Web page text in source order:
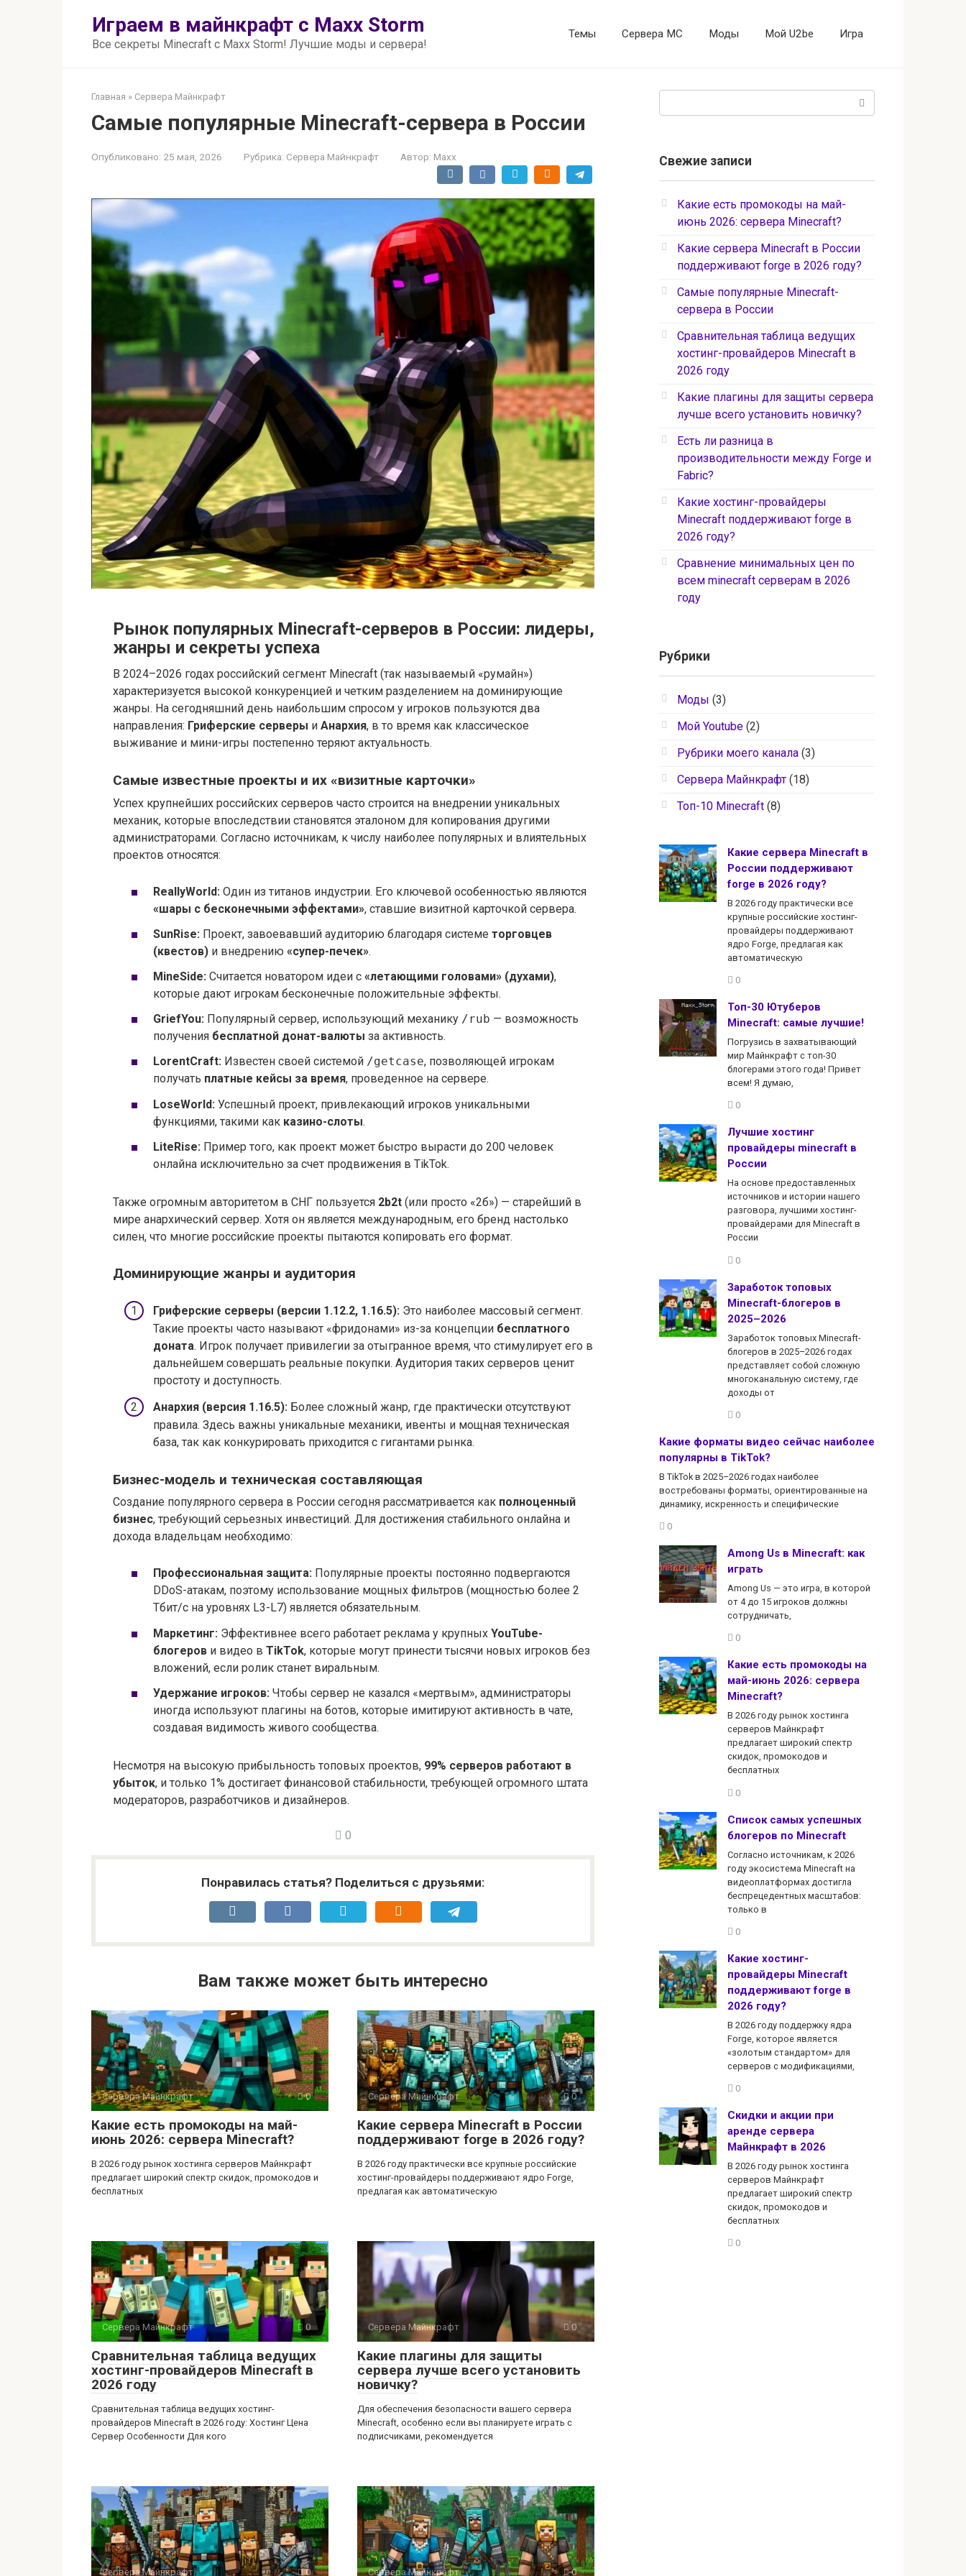
Играем в майнкрафт с Maxx Storm
Все секреты Minecraft с Maxx Storm! Лучшие моды и сервера!
Темы Сервера MC Моды Мой U2be Игра
Главная » Сервера Майнкрафт
Самые популярные Minecraft-сервера в России
Опубликовано: 25 мая, 2026 Рубрика: Сервера Майнкрафт Автор: Maxx
Рынок популярных Minecraft-серверов в России: лидеры,
жанры и секреты успеха
В 2024–2026 годах российский сегмент Minecraft (так называемый «румайн»)
характеризуется высокой конкуренцией и четким разделением на доминирующие
жанры. На сегодняшний день наибольшим спросом у игроков пользуются два
направления: Гриферские серверы и Анархия, в то время как классическое
выживание и мини-игры постепенно теряют актуальность.
Самые известные проекты и их «визитные карточки»
Успех крупнейших российских серверов часто строится на внедрении уникальных
механик, которые впоследствии становятся эталоном для копирования другими
администраторами. Согласно источникам, к числу наиболее популярных и влиятельных
проектов относятся:
ReallyWorld: Один из титанов индустрии. Его ключевой особенностью являются
«шары с бесконечными эффектами», ставшие визитной карточкой сервера.
SunRise: Проект, завоевавший аудиторию благодаря системе торговцев
(квестов) и внедрению «супер-печек».
MineSide: Считается новатором идеи с «летающими головами» (духами),
которые дают игрокам бесконечные положительные эффекты.
GriefYou: Популярный сервер, использующий механику /rub — возможность
получения бесплатной донат-валюты за активность.
LorentCraft: Известен своей системой /getcase, позволяющей игрокам
получать платные кейсы за время, проведенное на сервере.
LoseWorld: Успешный проект, привлекающий игроков уникальными
функциями, такими как казино-слоты.
LiteRise: Пример того, как проект может быстро вырасти до 200 человек
онлайна исключительно за счет продвижения в TikTok.
Также огромным авторитетом в СНГ пользуется 2b2t (или просто «2б») — старейший в
мире анархический сервер. Хотя он является международным, его бренд настолько
силен, что многие российские проекты пытаются копировать его формат.
Доминирующие жанры и аудитория
Гриферские серверы (версии 1.12.2, 1.16.5): Это наиболее массовый сегмент.
Такие проекты часто называют «фридонами» из-за концепции бесплатного
доната. Игрок получает привилегии за отыгранное время, что стимулирует его в
дальнейшем совершать реальные покупки. Аудитория таких серверов ценит
простоту и доступность.
Анархия (версия 1.16.5): Более сложный жанр, где практически отсутствуют
правила. Здесь важны уникальные механики, ивенты и мощная техническая
база, так как конкурировать приходится с гигантами рынка.
Бизнес-модель и техническая составляющая
Создание популярного сервера в России сегодня рассматривается как полноценный
бизнес, требующий серьезных инвестиций. Для достижения стабильного онлайна и
дохода владельцам необходимо:
Профессиональная защита: Популярные проекты постоянно подвергаются
DDoS-атакам, поэтому использование мощных фильтров (мощностью более 2
Тбит/с на уровнях L3-L7) является обязательным.
Маркетинг: Эффективнее всего работает реклама у крупных YouTube-
блогеров и видео в TikTok, которые могут принести тысячи новых игроков без
вложений, если ролик станет виральным.
Удержание игроков: Чтобы сервер не казался «мертвым», администраторы
иногда используют плагины на ботов, которые имитируют активность в чате,
создавая видимость живого сообщества.
Несмотря на высокую прибыльность топовых проектов, 99% серверов работают в
убыток, и только 1% достигает финансовой стабильности, требующей огромного штата
модераторов, разработчиков и дизайнеров.
0
Понравилась статья? Поделиться с друзьями:
Вам также может быть интересно
Сервера Майнкрафт 0
Какие есть промокоды на май-
июнь 2026: сервера Minecraft?
В 2026 году рынок хостинга серверов Майнкрафт
предлагает широкий спектр скидок, промокодов и
бесплатных
Сервера Майнкрафт 0
Какие сервера Minecraft в России
поддерживают forge в 2026 году?
В 2026 году практически все крупные российские
хостинг-провайдеры поддерживают ядро Forge,
предлагая как автоматическую
Сервера Майнкрафт 0
Сравнительная таблица ведущих
хостинг-провайдеров Minecraft в
2026 году
Сравнительная таблица ведущих хостинг-
провайдеров Minecraft в 2026 году: Хостинг Цена
Сервер Особенности Для кого
Сервера Майнкрафт 0
Какие плагины для защиты
сервера лучше всего установить
новичку?
Для обеспечения безопасности вашего сервера
Minecraft, особенно если вы планируете играть с
подписчиками, рекомендуется
Сервера Майнкрафт 0 Сервера Майнкрафт 0
Свежие записи
Какие есть промокоды на май-
июнь 2026: сервера Minecraft?
Какие сервера Minecraft в России
поддерживают forge в 2026 году?
Самые популярные Minecraft-
сервера в России
Сравнительная таблица ведущих
хостинг-провайдеров Minecraft в
2026 году
Какие плагины для защиты сервера
лучше всего установить новичку?
Есть ли разница в
производительности между Forge и
Fabric?
Какие хостинг-провайдеры
Minecraft поддерживают forge в
2026 году?
Сравнение минимальных цен по
всем minecraft серверам в 2026
году
Рубрики
Моды (3)
Мой Youtube (2)
Рубрики моего канала (3)
Сервера Майнкрафт (18)
Топ-10 Minecraft (8)
Какие сервера Minecraft в
России поддерживают
forge в 2026 году?
В 2026 году практически все
крупные российские хостинг-
провайдеры поддерживают
ядро Forge, предлагая как
автоматическую
0
Топ-30 Ютуберов
Minecraft: самые лучшие!
Погрузись в захватывающий
мир Майнкрафт с топ-30
блогерами этого года! Привет
всем! Я думаю,
0
Лучшие хостинг
провайдеры minecraft в
России
На основе предоставленных
источников и истории нашего
разговора, лучшими хостинг-
провайдерами для Minecraft в
России
0
Заработок топовых
Minecraft-блогеров в
2025–2026
Заработок топовых Minecraft-
блогеров в 2025–2026 годах
представляет собой сложную
многоканальную систему, где
доходы от
0
Какие форматы видео сейчас наиболее
популярны в TikTok?
В TikTok в 2025–2026 годах наиболее
востребованы форматы, ориентированные на
динамику, искренность и специфические
0
Among Us в Minecraft: как
играть
Among Us — это игра, в которой
от 4 до 15 игроков должны
сотрудничать,
0
Какие есть промокоды на
май-июнь 2026: сервера
Minecraft?
В 2026 году рынок хостинга
серверов Майнкрафт
предлагает широкий спектр
скидок, промокодов и
бесплатных
0
Список самых успешных
блогеров по Minecraft
Согласно источникам, к 2026
году экосистема Minecraft на
видеоплатформах достигла
беспрецедентных масштабов:
только в
0
Какие хостинг-
провайдеры Minecraft
поддерживают forge в
2026 году?
В 2026 году поддержку ядра
Forge, которое является
«золотым стандартом» для
серверов с модификациями,
0
Скидки и акции при
аренде сервера
Майнкрафт в 2026
В 2026 году рынок хостинга
серверов Майнкрафт
предлагает широкий спектр
скидок, промокодов и
бесплатных
0